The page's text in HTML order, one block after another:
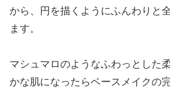
から、円を描くようにふんわりと
ます。
マシュマロのようなふわっとした
かな肌になったらベースメイクの